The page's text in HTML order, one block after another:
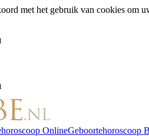
met het gebruik van cookies om
OnlineGeboortehoroscoop